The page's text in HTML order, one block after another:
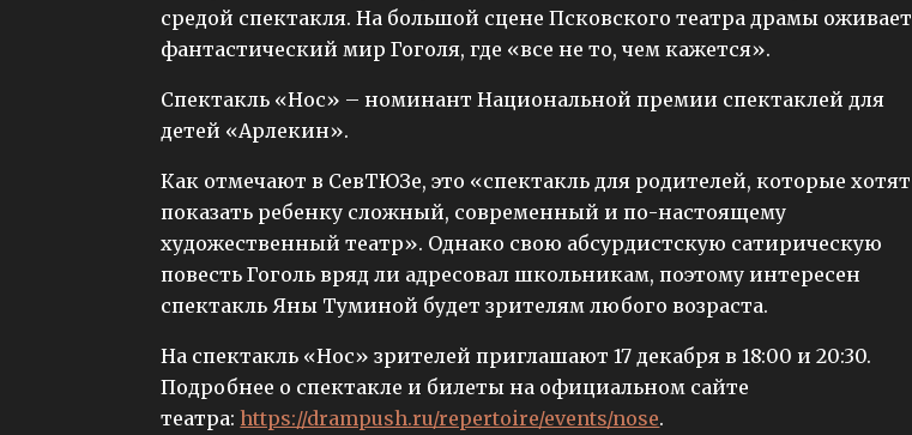
средой спектакля. На большой сцене Псковского театра драмы оживает
фантастический мир Гоголя, где «все не то, чем кажется».
Спектакль «Нос» – номинант Национальной премии спектаклей для
детей «Арлекин».
Как отмечают в СевТЮЗе, это «спектакль для родителей, которые хотят
показать ребенку сложный, современный и по-настоящему
художественный театр». Однако свою абсурдистскую сатирическую
повесть Гоголь вряд ли адресовал школьникам, поэтому интересен
спектакль Яны Туминой будет зрителям любого возраста.
На спектакль «Нос» зрителей приглашают 17 декабря в 18:00 и 20:30.
Подробнее о спектакле и билеты на официальном сайте
театра:https://drampush.ru/repertoire/events/nose.